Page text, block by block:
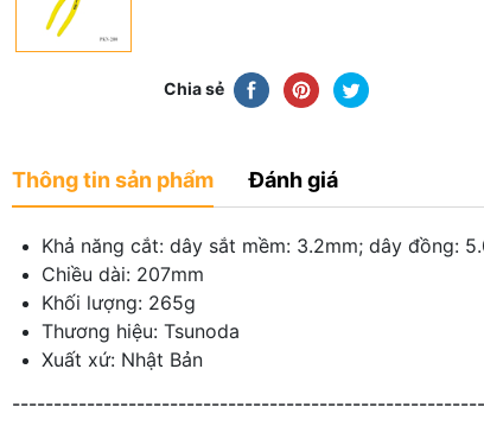
Chia sẻ
Thông tin sản phẩm Đánh giá
Khả năng cắt: dây sắt mềm: 3.2mm; dây đồng:
Chiều dài: 207mm
Khối lượng: 265g
Thương hiệu: Tsunoda
Xuất xứ: Nhật Bản